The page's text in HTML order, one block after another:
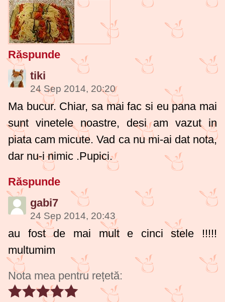
Răspunde
tiki
24 Sep 2014, 20:20
Ma bucur. Chiar, sa mai fac si eu pana mai
sunt vinetele noastre, desi am vazut in
piata cam micute. Vad ca nu mi-ai dat nota,
dar nu-i nimic .Pupici.
Răspunde
gabi7
24 Sep 2014, 20:43
au fost de mai mult e cinci stele !!!!!
multumim
Nota mea pentru rețetă: